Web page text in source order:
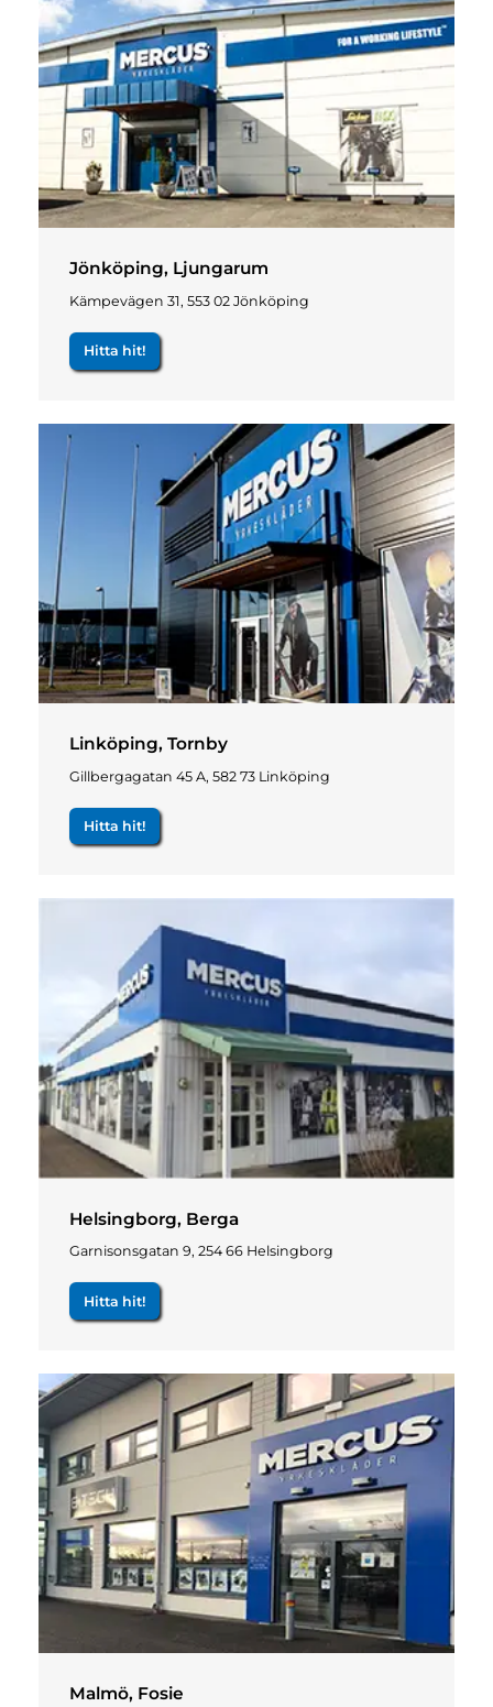
Jönköping, Ljungarum
Kämpevägen 31, 553 02 Jönköping
Hitta hit!
Linköping, Tornby
Gillbergagatan 45 A, 582 73 Linköping
Hitta hit!
Helsingborg, Berga
Garnisonsgatan 9, 254 66 Helsingborg
Hitta hit!
Malmö, Fosie